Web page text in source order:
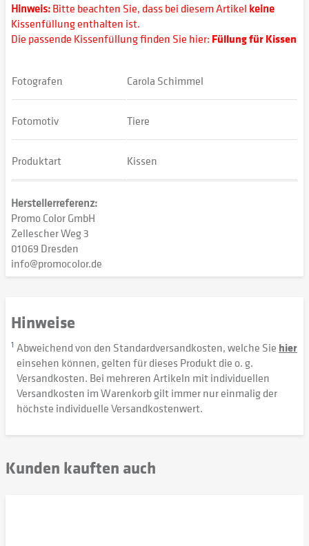
Hinweis:Bitte beachten Sie, dass bei diesem Artikel keine
Kissenfüllung enthalten ist.
Die passende Kissenfüllung finden Sie hier: Füllung für Kissen
Fotografen Carola Schimmel
Fotomotiv Tiere
Produktart Kissen
Herstellerreferenz:
Promo Color GmbH
Zellescher Weg 3
01069 Dresden
info@promocolor.de
Hinweise
1 Abweichend von den Standardversandkosten, welche Sie hier
einsehen können, gelten für dieses Produkt die o. g.
Versandkosten. Bei mehreren Artikeln mit individuellen
Versandkosten im Warenkorb gilt immer nur einmalig der
höchste individuelle Versandkostenwert.
Kunden kauften auch